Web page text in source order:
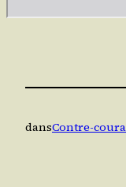
dansContre-